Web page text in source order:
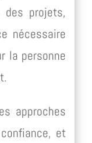
des projets,
nécessaire
la personne
approches
et